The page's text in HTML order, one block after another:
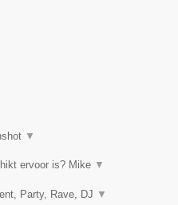
▼
ervoor is? Mike ▼
Party, Rave, DJ ▼